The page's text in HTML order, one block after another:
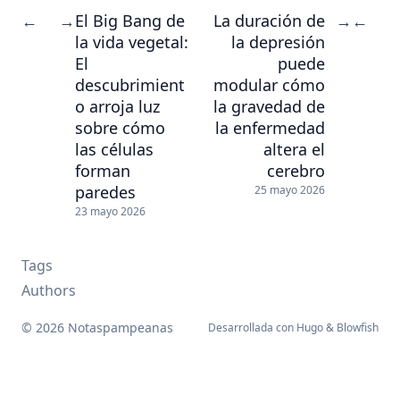
← →El Big Bang de
la vida vegetal:
El
descubrimient
o arroja luz
sobre cómo
las células
forman
paredes
23 mayo 2026
La duración de
la depresión
puede
modular cómo
la gravedad de
la enfermedad
altera el
cerebro
25 mayo 2026
→ ←
Tags
Authors
© 2026 Notaspampeanas Desarrollada con Hugo& Blowfish